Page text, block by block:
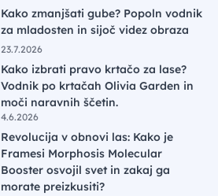
Kako zmanjšati gube? Popoln vodnik
za mladosten in sijoč videz obraza
23.7.2026
Kako izbrati pravo krtačo za lase?
Vodnik po krtačah Olivia Garden in
moči naravnih ščetin.
4.6.2026
Revolucija v obnovi las: Kako je
Framesi Morphosis Molecular
Booster osvojil svet in zakaj ga
morate preizkusiti?